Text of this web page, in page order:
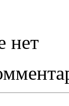
нет